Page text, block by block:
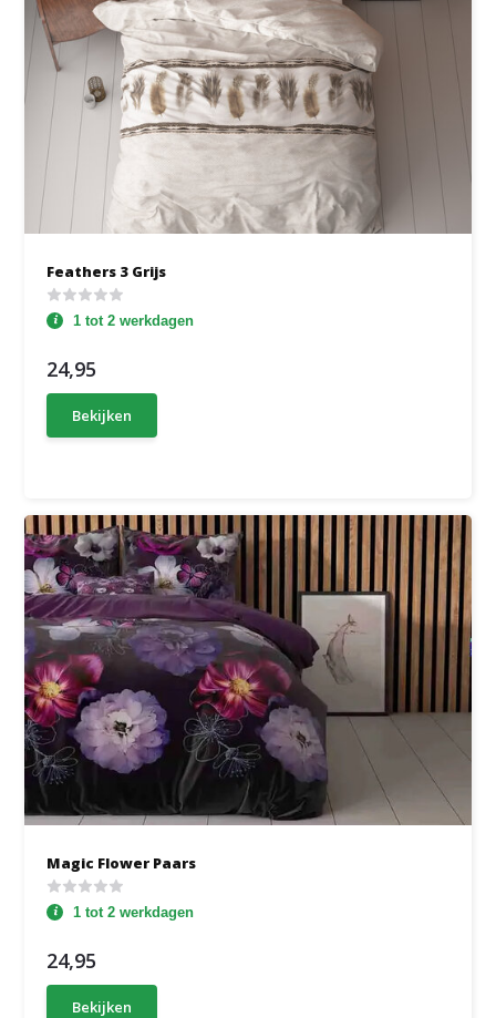
Feathers 3 Grijs
1 tot 2 werkdagen
24,95
Bekijken
Magic Flower Paars
1 tot 2 werkdagen
24,95
Bekijken